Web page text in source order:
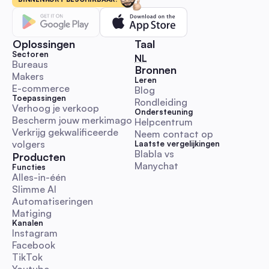
benchmarks, en richtlijnen voor naleving. Start, schaal en
influencer-campagnes sneller terwijl je authenticiteit
Reactie- en DM-automatisering
Wereldvriendelijksheidsdag 2025 Speelboek:
de betrokkenheid met automatisering voor
social media managers
Een praktische en uitvoeringsklare gids met Australische
tijdzonekalender, direct te plakken DM/reactiescripts,
escalatieregels en automatiseringsworkflows. Bespaar tijd
betrouwbare vriendelijkheidscampagnes uit met KPI-
juridische/ethische checklists.
Reactie- en DM-automatisering
chatgpt-abonnement: Complete 2026 Australië
Oplossingen
Sectoren
Bureaus
Makers
E-commerce
Toepassingen
Verhoog je verkoop
Bescherm jouw merkimago
Verkrijg gekwalificeerde
volgers
Producten
Functies
Alles-in-één
Slimme AI
Automatiseringen
Matiging
Kanalen
Instagram
Facebook
TikTok
Bronnen
Leren
Blog
Rondleiding
Ondersteuning
Helpcentrum
Neem contact op
Laatste vergelijkingen
Blabla vs
Manychat
Taal
NL